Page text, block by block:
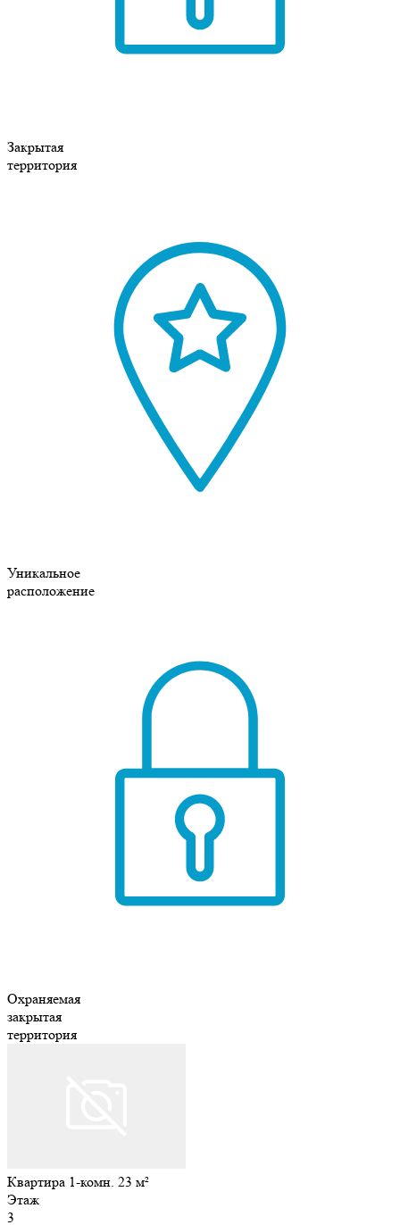
Закрытая
территория
Уникальное
расположение
Охраняемая
закрытая
территория
Квартира 1-комн. 23 м²
Этаж
3